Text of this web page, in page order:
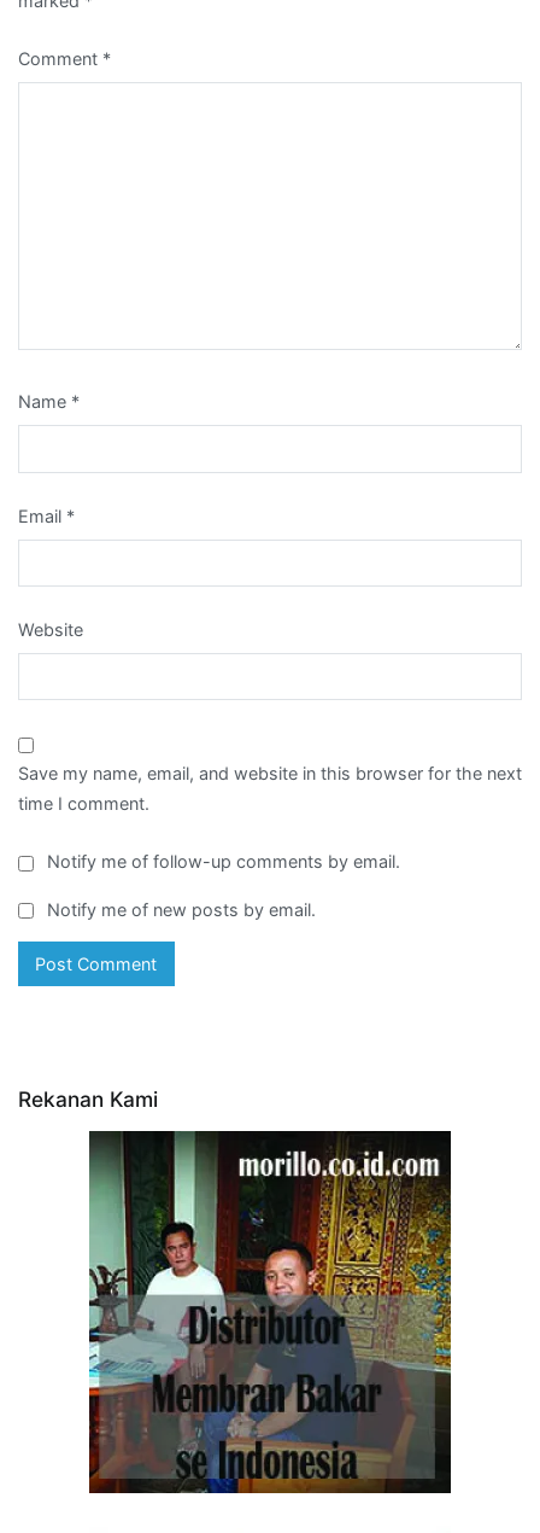
Comment *
Name *
Email *
Website
Save my name, email, and website in this browser for the next
time I comment.
Notify me of follow-up comments by email.
Notify me of new posts by email.
Rekanan Kami